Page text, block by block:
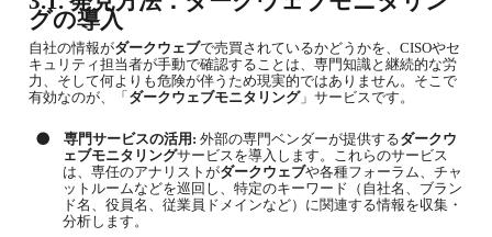
グの導入
自社の情報がダークウェブで売買されているかどうかを、 CISOやセ
キュリティ担当者が手動で確認することは、専門知識と継続的な労
力、そして何よりも危険が伴うため現実的ではありません。そこで
有効なのが、「 ダークウェブモニタリング」サービスです。
● 専門サービスの活用 : 外部の専門ベンダーが提供するダークウ
ェブモニタリングサービスを導入します。これらのサービス
は、専任のアナリストがダークウェブや各種フォーラム、チャ
ットルームなどを巡回し、特定のキーワード（自社名、ブラン
ド名、役員名、従業員ドメインなど）に関連する情報を収集・
分析します。